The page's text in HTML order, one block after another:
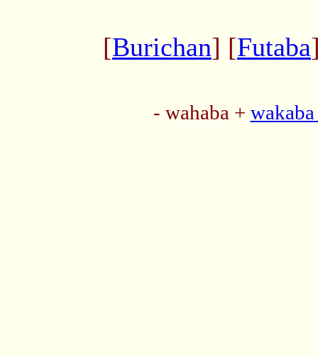
[Burichan] [Futaba
- wahaba +